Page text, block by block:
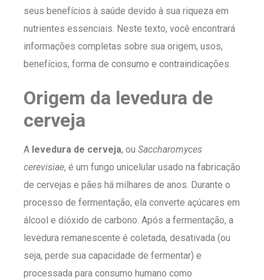
seus benefícios à saúde devido à sua riqueza em
nutrientes essenciais. Neste texto, você encontrará
informações completas sobre sua origem, usos,
benefícios, forma de consumo e contraindicações.
Origem da levedura de
cerveja
A levedura de cerveja, ou Saccharomyces
cerevisiae, é um fungo unicelular usado na fabricação
de cervejas e pães há milhares de anos. Durante o
processo de fermentação, ela converte açúcares em
álcool e dióxido de carbono. Após a fermentação, a
levedura remanescente é coletada, desativada (ou
seja, perde sua capacidade de fermentar) e
processada para consumo humano como